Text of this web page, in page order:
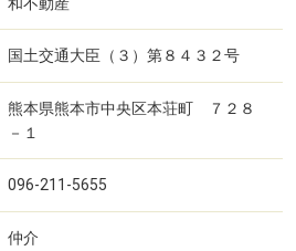
国土交通大臣（３）第８４３２号
熊本県熊本市中央区本荘町 ７２８
－１
096-211-5655
仲介